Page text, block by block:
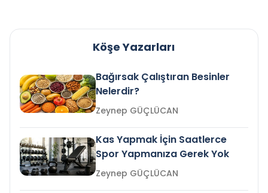
Köşe Yazarları
Bağırsak Çalıştıran Besinler
Nelerdir?
Zeynep GÜÇLÜCAN
Kas Yapmak İçin Saatlerce
Spor Yapmanıza Gerek Yok
Zeynep GÜÇLÜCAN